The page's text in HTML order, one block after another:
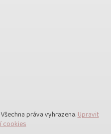
Všechna práva vyhrazena.Upravit
cookies